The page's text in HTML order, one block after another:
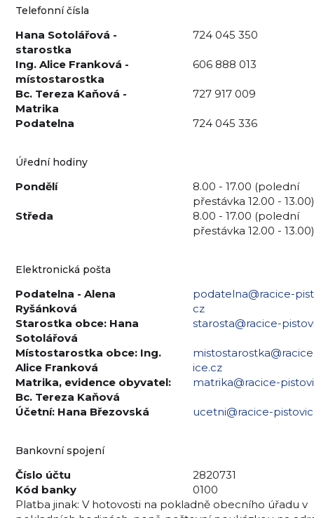
Telefonní čísla
Hana Sotolářová -
starostka
724 045 350
Ing. Alice Franková -
místostarostka
606 888 013
Bc. Tereza Kaňová -
Matrika
727 917 009
Podatelna 724 045 336
Úřední hodiny
Pondělí
8.00 - 17.00 (polední
přestávka 12.00 - 13.00)
Středa
8.00 - 17.00 (polední
přestávka 12.00 - 13.00)
Elektronická pošta
Podatelna - Alena
Ryšánková
podatelna@racice-
cz
Starostka obce: Hana
Sotolářová
starosta@racice-
Místostarostka obce: Ing.
Alice Franková
ice.cz
Matrika, evidence obyvatel:
Bc. Tereza Kaňová
matrika@racice-
Účetní: Hana Březovská ucetni@racice-
Bankovní spojení
Číslo účtu
2820731
Kód banky
0100
Platba jinak: V hotovosti na pokladně obecního úřadu v